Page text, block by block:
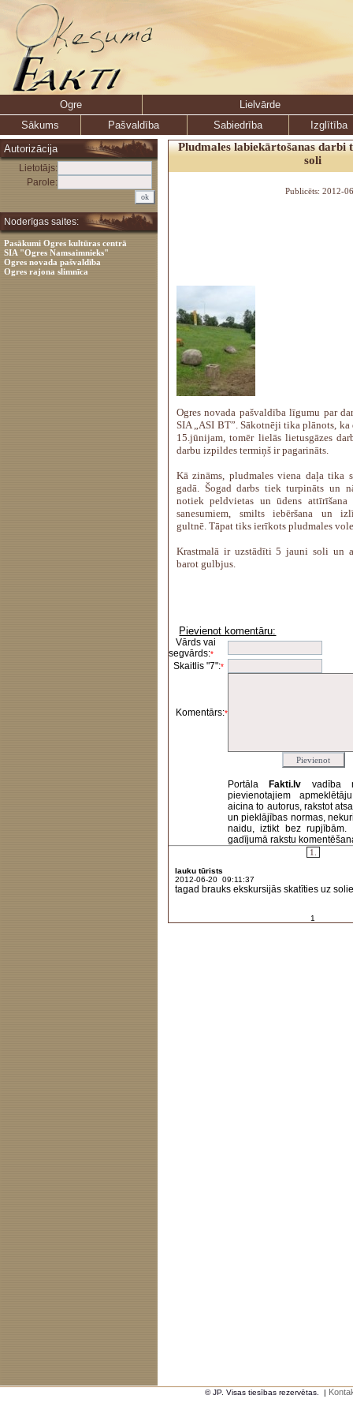
Ogre
Lielvārde
Sākums
Pašvaldība Sabiedrība
Izglītība
Autorizācija
Lietotājs:
Parole:
Noderīgas saites:
Pasākumi Ogres kultūras centrā
SIA "Ogres Namsaimnieks"
Ogres novada pašvaldība
Ogres rajona slimnīca
Pludmales labiekārtošanas darbi
soli
Publicēts: 2012-
Ogres novada pašvaldība līgumu par
SIA „ASI BT”. Sākotnēji tika plānots,
15.jūnijam, tomēr lielās lietusgāzes
darbu izpildes termiņš ir pagarināts.
Kā zināms, pludmales viena daļa tika
gadā. Šogad darbs tiek turpināts un
notiek peldvietas un ūdens
sanesumiem, smilts iebēršana un
gultnē. Tāpat tiks ierīkots pludmales
Krastmalā ir uzstādīti 5 jauni soli un
barot gulbjus.
Pievienot komentāru:
Vārds vai
segvārds:*
Skaitlis "7":*
Komentārs:*
Portāla Fakti.lv vadība
pievienotajiem
aicina to autorus, rakstot
un pieklājības normas,
naidu, iztikt bez rupjībām.
gadījumā rakstu
1.
lauku tūrists
2012-06-20 09:11:37
tagad brauks ekskursijās skatīties uz
1
© JP. Visas tiesības rezervētas. |